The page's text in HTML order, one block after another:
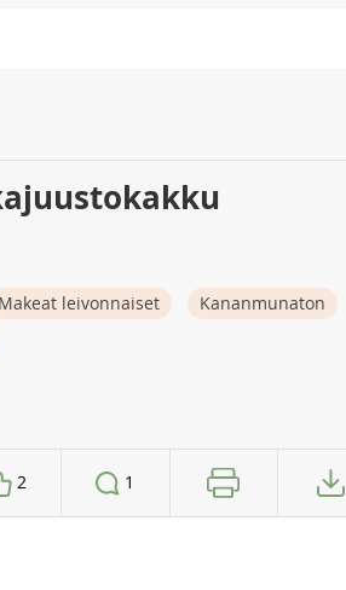
Makeat leivonnaiset
Kananmunaton
2 1